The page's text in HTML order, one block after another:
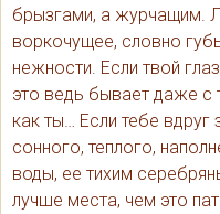
брызгами, а журчащим.
воркочущее, словно
нежности. Если твой
это ведь бывает даже с
как ты… Если тебе вдруг
сонного, теплого,
воды, ее тихим
лучше места, чем это